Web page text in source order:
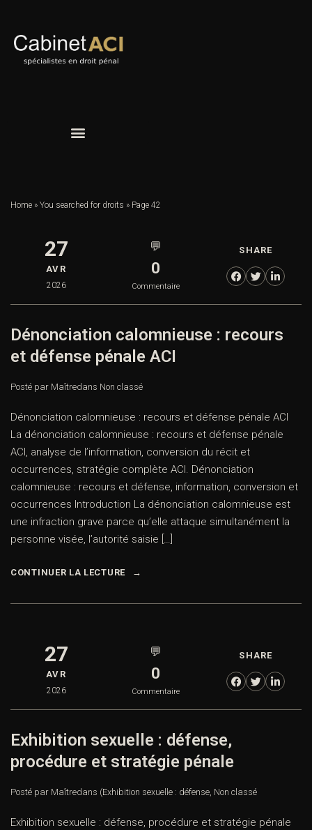
Home » You searched for droits » Page 42
27
AVR
2026
💬
0
Commentaire
SHARE
Dénonciation calomnieuse : recours
et défense pénale ACI
Posté par Maîtredans Non classé
Dénonciation calomnieuse : recours et défense pénale ACI
La dénonciation calomnieuse : recours et défense pénale
ACI, analyse de l’information, conversion du récit et
occurrences, stratégie complète ACI. Dénonciation
calomnieuse : recours et défense, information, conversion et
occurrences Introduction La dénonciation calomnieuse est
une infraction grave parce qu’elle attaque simultanément la
personne visée, l’autorité saisie […]
CONTINUER LA LECTURE
27
AVR
2026
💬
0
Commentaire
SHARE
Exhibition sexuelle : défense,
procédure et stratégie pénale
Posté par Maîtredans (Exhibition sexuelle : défense, Non classé
Exhibition sexuelle : défense, procédure et stratégie pénale